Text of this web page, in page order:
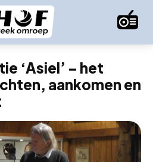
‘Asiel’ – het
aankomen en